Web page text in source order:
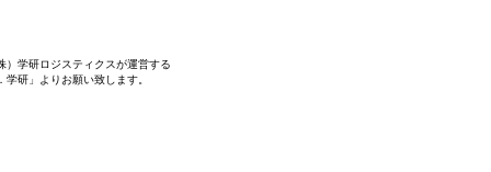
）学研ロジスティクスが運営する
学研」よりお願い致します。